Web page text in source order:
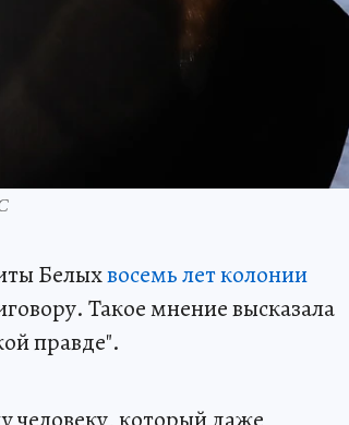
Белыхвосемь лет колонии
Такое мнение высказала
правде".